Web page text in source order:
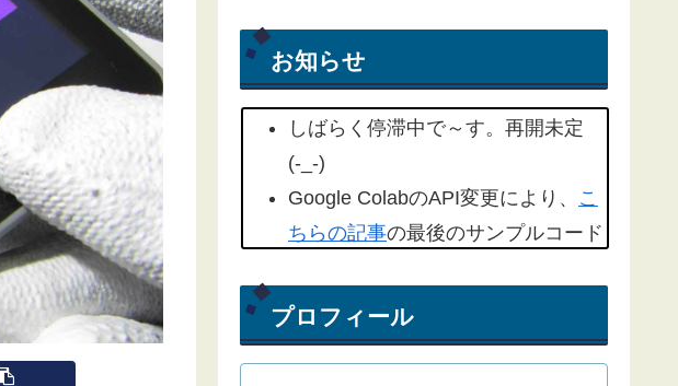
お知らせ
しばらく停滞中で～す。再開未定
(-_-)
Google ColabのAPI変更により、 こ
ちらの記事の最後のサンプルコード
こちらの記事
庁天気予報に変更したものを追記し
プロフィール